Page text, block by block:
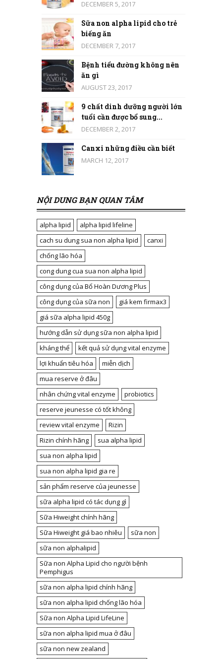
DECEMBER 5, 2017
Sữa non alpha lipid cho trẻ
biếng ăn
DECEMBER 7, 2017
Bệnh tiểu đường không nên
ăn gì
AUGUST 23, 2017
9 chất dinh dưỡng người lớn
tuổi cần được bổ sung...
DECEMBER 2, 2017
Canxi những điều cần biết
MARCH 12, 2017
NỘI DUNG BẠN QUAN TÂM
alpha lipid
alpha lipid lifeline
cach su dung sua non alpha lipid
canxi
chống lão hóa
cong dung cua sua non alpha lipid
công dụng của Bổ Hoàn Dương Plus
công dụng của sữa non
giá kem firmax3
giá sữa alpha lipid 450g
hướng dẫn sử dụng sữa non alpha lipid
kháng thể
kết quả sử dụng vital enzyme
lợi khuẩn tiêu hóa
miễn dịch
mua reserve ở đâu
nhân chứng vital enzyme
probiotics
reserve jeunesse có tốt không
review vital enzyme
Rizin
Rizin chính hãng
sua alpha lipid
sua non alpha lipid
sua non alpha lipid gia re
sản phẩm reserve của jeunesse
sữa alpha lipid có tác dụng gì
Sữa Hiweight chính hãng
Sữa Hiweight giá bao nhiêu
sữa non
sữa non alphalipid
Sữa non Alpha Lipid cho người bệnh
Pemphigus
sữa non alpha lipid chính hãng
sữa non alpha lipid chống lão hóa
Sữa non Alpha Lipid LifeLine
sữa non alpha lipid mua ở đâu
sữa non new zealand